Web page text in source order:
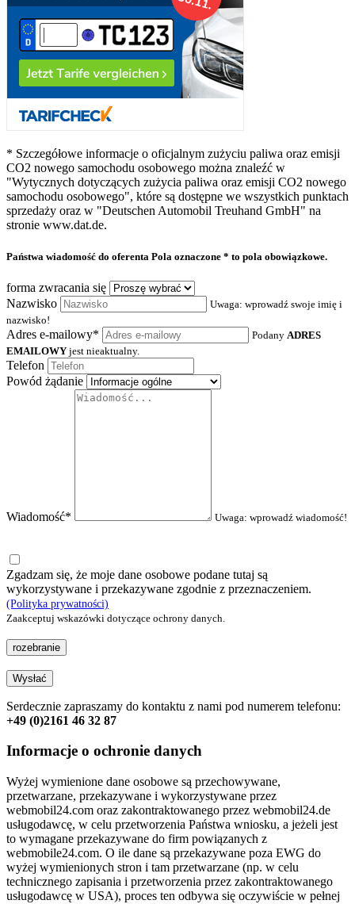
* Szczegółowe informacje o oficjalnym zużyciu paliwa oraz emisji
CO2 nowego samochodu osobowego można znaleźć w
"Wytycznych dotyczących zużycia paliwa oraz emisji CO2 nowego
samochodu osobowego", które są dostępne we wszystkich punktach
sprzedaży oraz w "Deutschen Automobil Treuhand GmbH" na
stronie www.dat.de.
Państwa wiadomość do oferenta Pola oznaczone * to pola obowiązkowe.
forma zwracania się
Nazwisko
Uwaga: wprowadź swoje imię i
nazwisko!
Adres e-mailowy* Podany ADRES
EMAILOWY jest nieaktualny.
Telefon
Powód żądanie
Wiadomość* Uwaga: wprowadź wiadomość!
Zgadzam się, że moje dane osobowe podane tutaj są
wykorzystywane i przekazywane zgodnie z przeznaczeniem.
(Polityka prywatności)
Zaakceptuj wskazówki dotyczące ochrony danych.
rozebranie
Wysłać
Serdecznie zapraszamy do kontaktu z nami pod numerem telefonu:
+49 (0)2161 46 32 87
Informacje o ochronie danych
Wyżej wymienione dane osobowe są przechowywane,
przetwarzane, przekazywane i wykorzystywane przez
webmobil24.com oraz zakontraktowanego przez webmobil24.de
usługodawcę, w celu przetworzenia Państwa wniosku, a jeżeli jest
to wymagane przekazywane do firm powiązanych z
webmobile24.com. O ile dane są przekazywane poza EWG do
wyżej wymienionych stron i tam przetwarzane (np. w celu
technicznego zapisania i przetworzenia przez zakontraktowanego
usługodawcę w USA), proces ten odbywa się oczywiście w pełnej